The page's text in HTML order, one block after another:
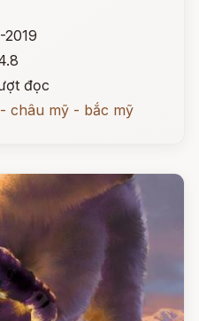
2019
đọc
châu mỹ - bắc mỹ